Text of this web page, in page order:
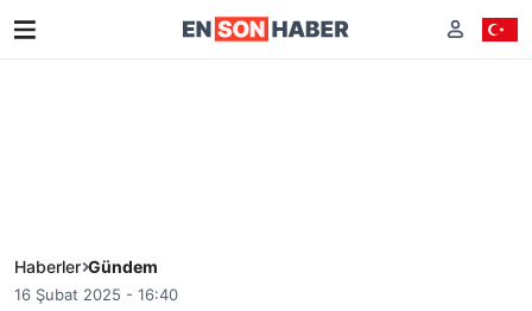
Haberler Gündem
16 Şubat 2025 - 16:40